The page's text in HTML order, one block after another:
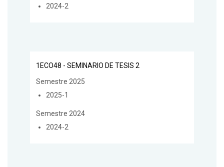
2024-2
1ECO48 - SEMINARIO DE TESIS 2
Semestre 2025
2025-1
Semestre 2024
2024-2